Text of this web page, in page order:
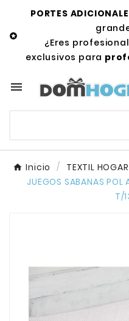

PORTES
¿Eres
exclusivos para

Inicio TEXTIL HOGAR
JUEGOS SABANAS POL
T/